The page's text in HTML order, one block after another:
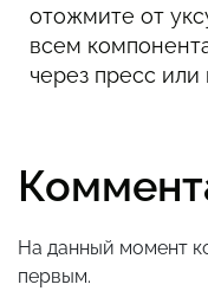
отожмите от
всем
через пресс
На данный момент
первым.